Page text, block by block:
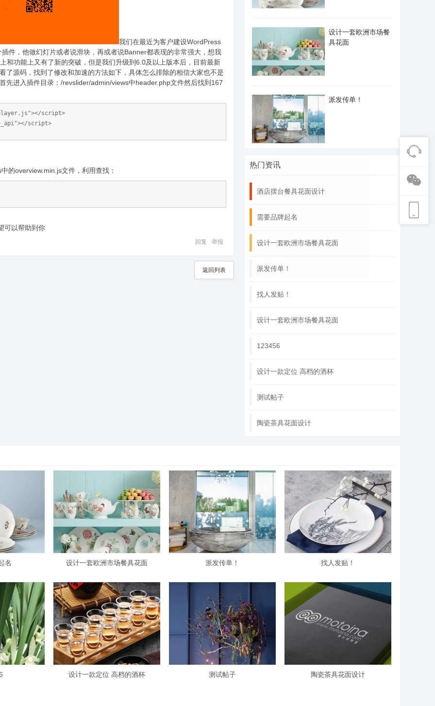
我们在最近为客户建设WordPress
件，他做幻灯片或者说滑块，再或者说Banner都表现的非常强大，想我
和功能上又有了新的突破，但是我们升级到6.0及以上版本后，目前最新
了源码，找到了修改和加速的方法如下，具体怎么排除的相信大家也不是
先进入插件目录：/revslider/admin/views中header.php文件然后找到167
script>
script>
的overview.min.js文件，利用查找：
可以帮助到你
举报
回复
返回列表
设计一套欧洲市场餐
具花面
派发传单！
热门资讯
酒店摆台餐具花面设计
需要品牌起名
设计一套欧洲市场餐具花面
派发传单！
找人发贴！
设计一套欧洲市场餐具花面
123456
设计一款定位 高档的酒杯
测试帖子
陶瓷茶具花面设计
名 设计一套欧洲市场餐具花面 派发传单！ 找人发贴！
设计一款定位 高档的酒杯 测试帖子 陶瓷茶具花面设计